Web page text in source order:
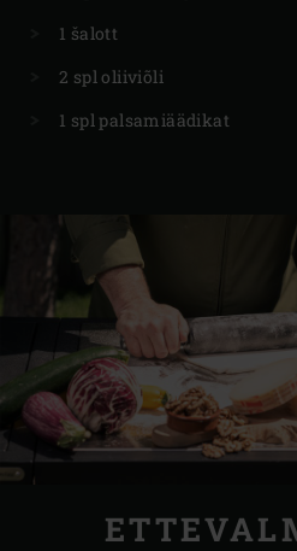
1 šalott
2 spl oliiviõli
1 spl palsamiäädikat